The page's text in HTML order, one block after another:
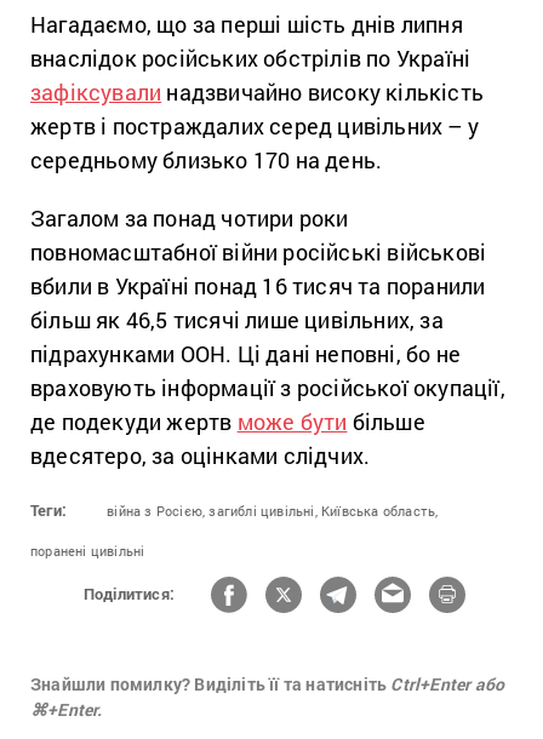
Нагадаємо, що за перші шість днів липня
внаслідок російських обстрілів по Україні
зафіксували надзвичайно високу кількість
жертв і постраждалих серед цивільних – у
середньому близько 170 на день.
Загалом за понад чотири роки
повномасштабної війни російські військові
вбили в Україні понад 16 тисяч та поранили
більш як 46,5 тисячі лише цивільних, за
підрахунками ООН. Ці дані неповні, бо не
враховують інформації з російської окупації,
де подекуди жертв може бути більше
вдесятеро, за оцінками слідчих.
Теги: війна з Росією, загиблі цивільні, Київська область,
поранені цивільні
Поділитися:
Знайшли помилку? Виділіть її та натисніть Ctrl+Enter або
⌘+Enter.